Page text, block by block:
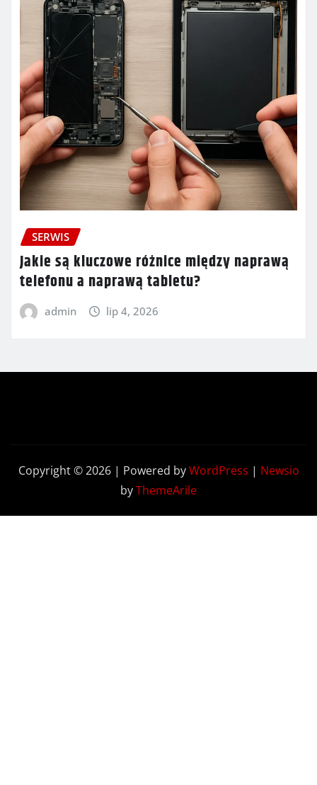
SERWIS
Jakie są kluczowe różnice między naprawą
telefonu a naprawą tabletu?
admin lip 4, 2026
Copyright © 2026 | Powered byWordPress | Newsio
byThemeArile